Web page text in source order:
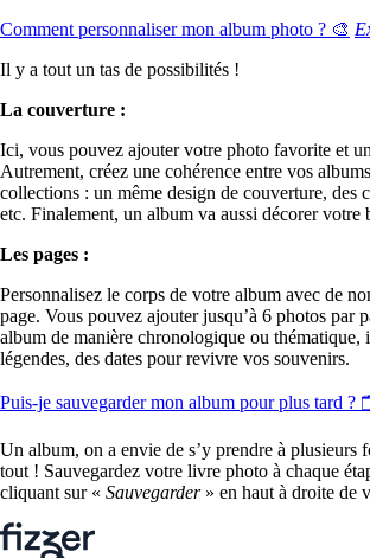
Comment personnaliser mon album photo ? 🎨
Il y a tout un tas de possibilités !
La couverture :
Ici, vous pouvez ajouter votre photo favorite et
Autrement, créez une cohérence entre vos
collections : un même design de couverture, des
etc. Finalement, un album va aussi décorer votre
Les pages :
Personnalisez le corps de votre album avec de
page. Vous pouvez ajouter jusqu’à 6 photos par
album de manière chronologique ou thématique,
légendes, des dates pour revivre vos souvenirs.
Puis-je sauvegarder mon album pour plus tard
Un album, on a envie de s’y prendre à plusieurs
tout ! Sauvegardez votre livre photo à chaque
cliquant sur « Sauvegarder» en haut à droite de